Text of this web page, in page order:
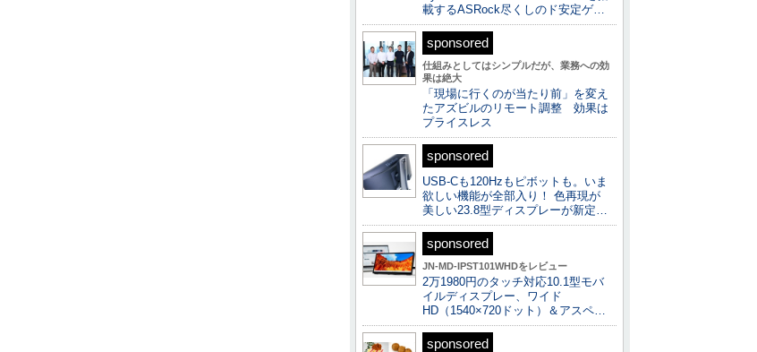
載するASRock尽くしのド安定ゲ…
sponsored
仕組みとしてはシンプルだが、業務への効
果は絶大
「現場に行くのが当たり前」を変え
たアズビルのリモート調整 効果は
プライスレス
sponsored
USB-Cも120Hzもピボットも。いま
欲しい機能が全部入り！ 色再現が
美しい23.8型ディスプレーが新定…
sponsored
JN-MD-IPST101WHDをレビュー
2万1980円のタッチ対応10.1型モバ
イルディスプレー、ワイド
HD（1540×720ドット）＆アスペ…
sponsored